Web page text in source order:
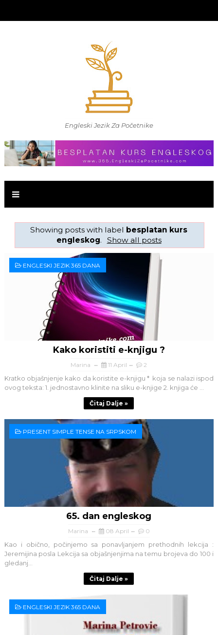
Engleski Jezik Za Početnike
Showing posts with label besplatan kurs
engleskog. Show all posts
ENGLESKI JEZIK 365 DANA
Kako koristiti e-knjigu ?
Marina 11 April 2
Kratko objašnjenje kako da koristite e-knjigu * koja se nalazi ispod
ovog teksta: 1. jednostavno klinite na sliku e-knjige 2. knjiga će ...
Čitaj Dalje »
PRESENT SIMPLE TENSE NA SRPSKOM
65. dan engleskog
Marina 08 April 0
Kao i obično, počinjemo sa ponavljanjem prethodnih lekcija :
Jeremijina posla Lekcija sa objašnjenjima na temu brojeva do 100 i
gledanj...
Čitaj Dalje »
ENGLESKI JEZIK 365 DANA